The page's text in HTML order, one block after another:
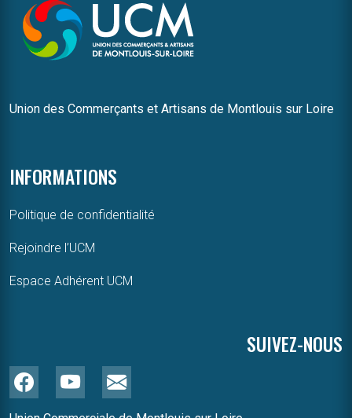
Union des Commerçants et Artisans de Montlouis sur Loire
INFORMATIONS
Politique de confidentialité
Rejoindre l’UCM
Espace Adhérent UCM
SUIVEZ-NOUS